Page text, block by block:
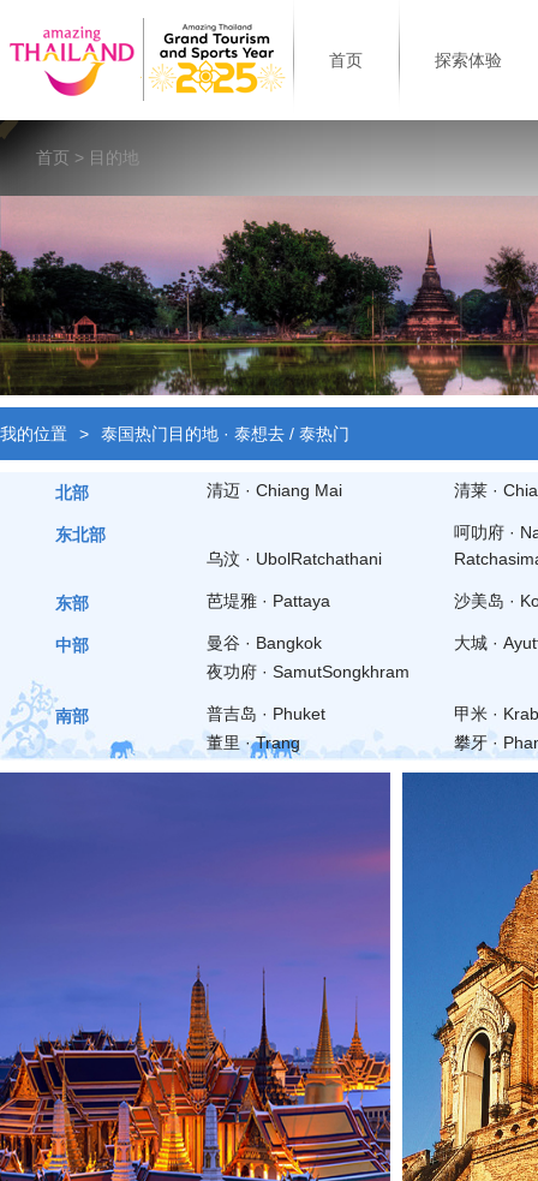
首页 探索体验
首页 > 目的地
我的位置 > 泰国热门目的地 · 泰想去 / 泰热门
北部 清迈 · Chiang Mai 清莱 ·
东北部
乌汶 · UbolRatchathani
呵叻府 ·
东部 芭堤雅 · Pattaya 沙美岛 ·
中部 曼谷 · Bangkok
大城 ·
夜功府 · SamutSongkhram
南部 普吉岛 · Phuket
甲米 ·
董里 · Trang
攀牙 ·